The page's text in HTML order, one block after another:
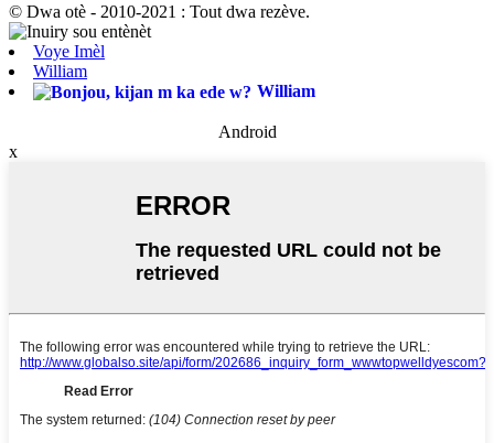
© Dwa otè - 2010-2021 : Tout dwa rezève.
Voye Imèl
William
William
Android
x